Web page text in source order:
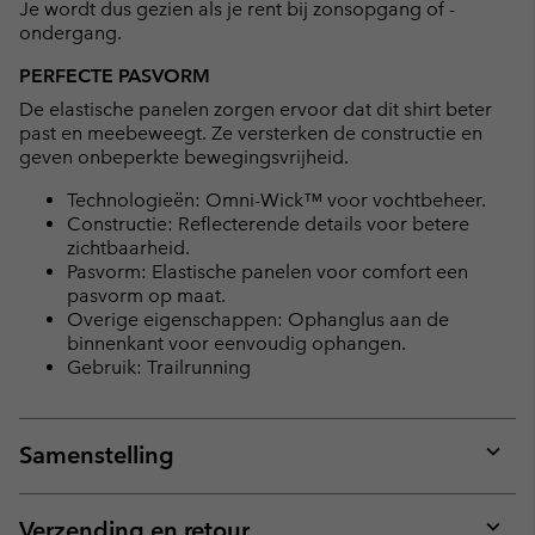
Je wordt dus gezien als je rent bij zonsopgang of -
ondergang.
PERFECTE PASVORM
De elastische panelen zorgen ervoor dat dit shirt beter
past en meebeweegt. Ze versterken de constructie en
geven onbeperkte bewegingsvrijheid.
Technologieën: Omni-Wick™ voor vochtbeheer.
Constructie: Reflecterende details voor betere
zichtbaarheid.
Pasvorm: Elastische panelen voor comfort een
pasvorm op maat.
Overige eigenschappen: Ophanglus aan de
binnenkant voor eenvoudig ophangen.
Gebruik: Trailrunning
Samenstelling
or